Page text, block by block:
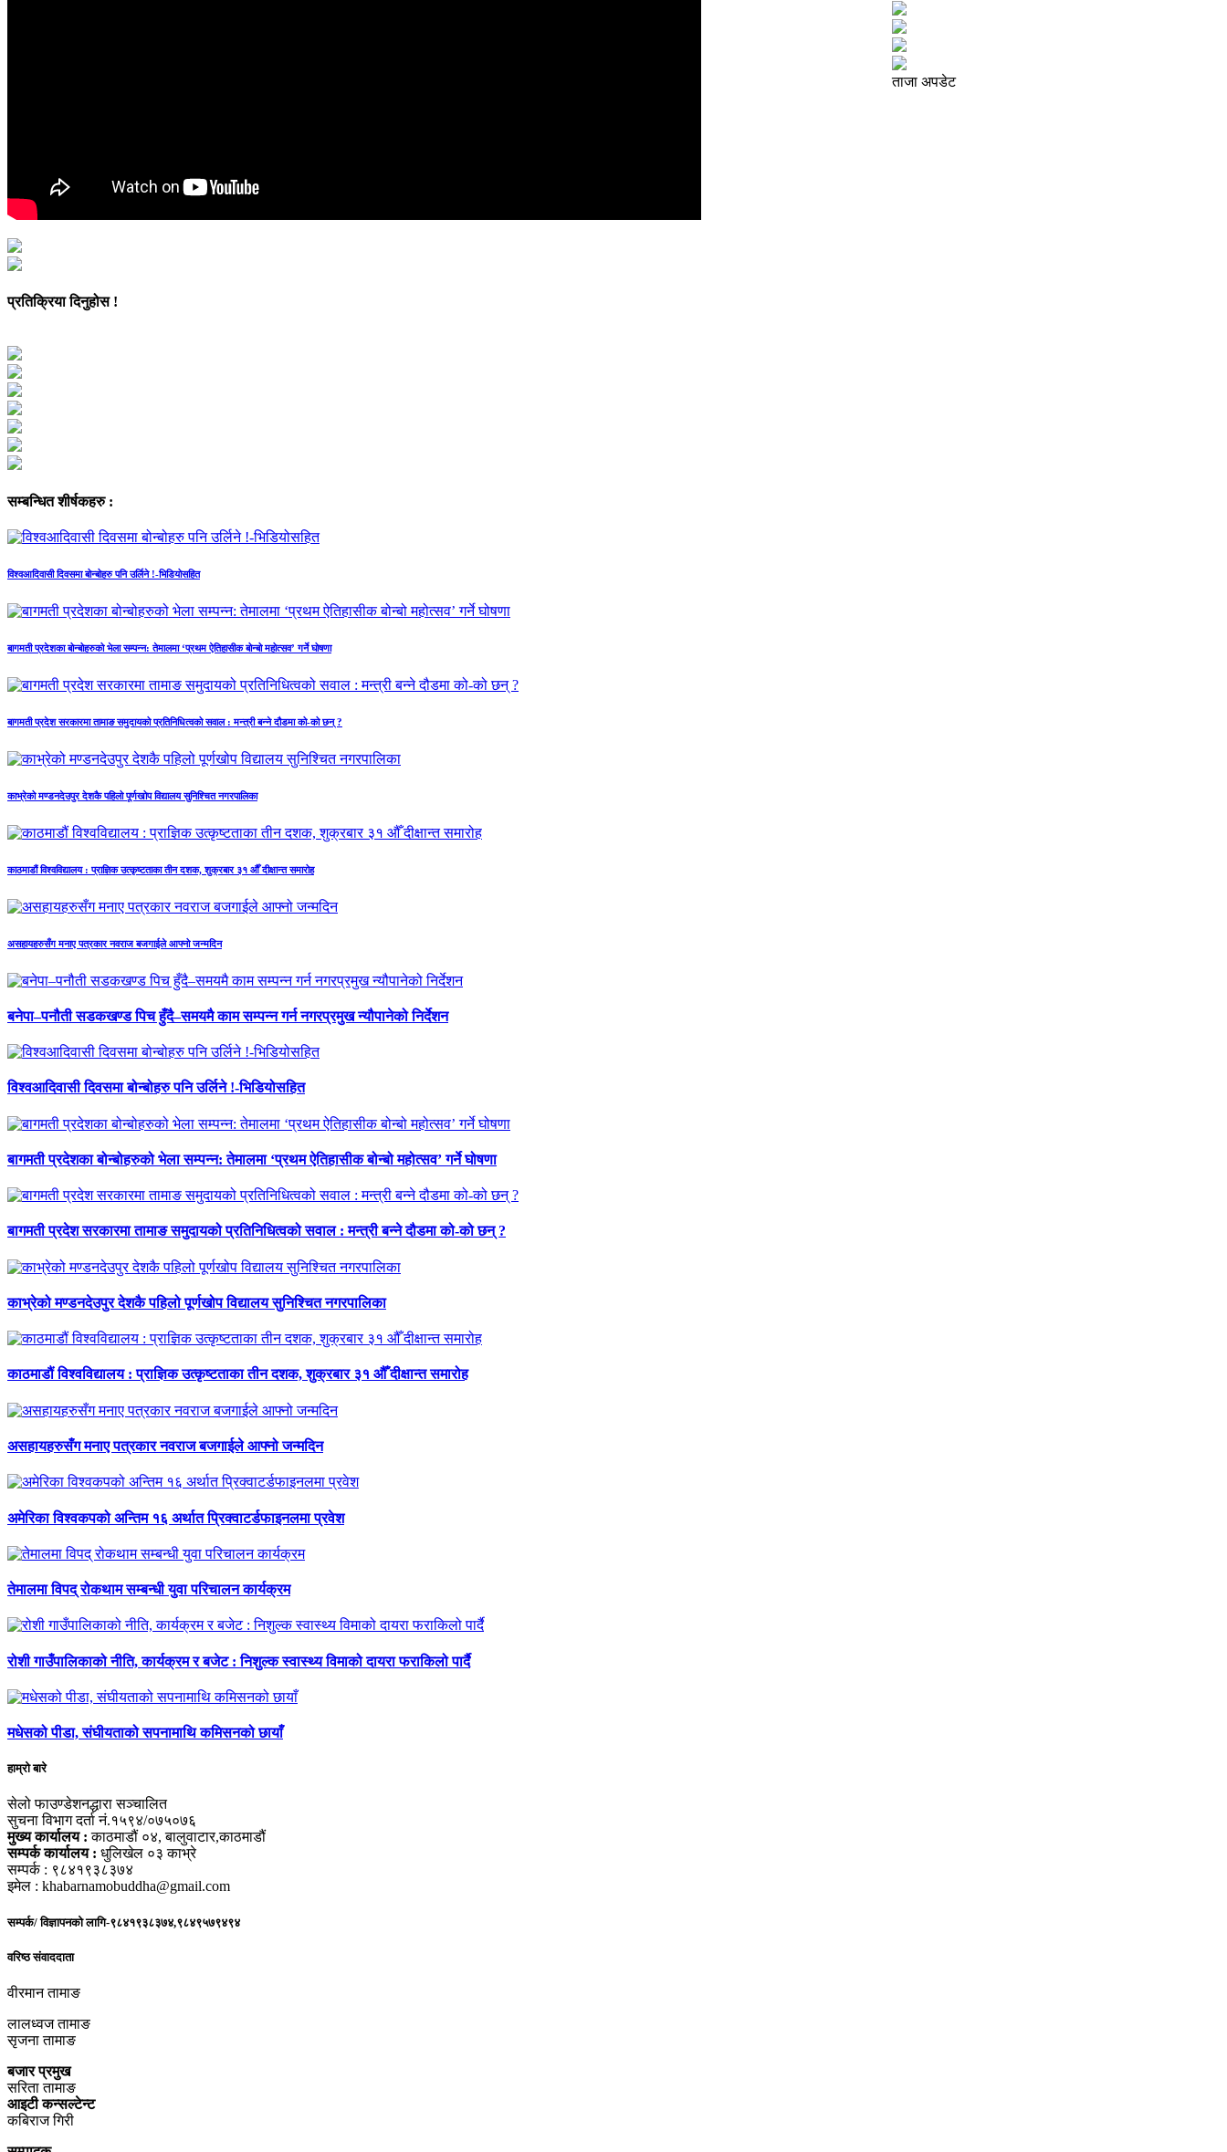
प्रतिक्रिया दिनुहोस !
सम्बन्धित शीर्षकहरु :
विश्वआदिवासी दिवसमा बोन्बोहरु पनि उर्लिने !-भिडियोसहित
बागमती प्रदेशका बोन्बोहरुको भेला सम्पन्न: तेमालमा ‘प्रथम ऐतिहासीक बोन्बो महोत्सव’ गर्ने घोषणा
बागमती प्रदेश सरकारमा तामाङ समुदायको प्रतिनिधित्वको सवाल : मन्त्री बन्ने दौडमा को‐को छन् ?
काभ्रेको मण्डनदेउपुर देशकै पहिलो पूर्णखोप विद्यालय सुनिश्चित नगरपालिका
काठमाडौं विश्वविद्यालय : प्राज्ञिक उत्कृष्टताका तीन दशक, शुक्रबार ३१ औँ दीक्षान्त समारोह
असहायहरुसँग मनाए पत्रकार नवराज बजगाईले आफ्नो जन्मदिन
ताजा अपडेट
बनेपा–पनौती सडकखण्ड पिच हुँदै–समयमै काम सम्पन्न गर्न नगरप्रमुख न्यौपानेको निर्देशन
विश्वआदिवासी दिवसमा बोन्बोहरु पनि उर्लिने !-भिडियोसहित
बागमती प्रदेशका बोन्बोहरुको भेला सम्पन्न: तेमालमा ‘प्रथम ऐतिहासीक बोन्बो महोत्सव’ गर्ने घोषणा
बागमती प्रदेश सरकारमा तामाङ समुदायको प्रतिनिधित्वको सवाल : मन्त्री बन्ने दौडमा को‐को छन् ?
काभ्रेको मण्डनदेउपुर देशकै पहिलो पूर्णखोप विद्यालय सुनिश्चित नगरपालिका
काठमाडौं विश्वविद्यालय : प्राज्ञिक उत्कृष्टताका तीन दशक, शुक्रबार ३१ औँ दीक्षान्त समारोह
असहायहरुसँग मनाए पत्रकार नवराज बजगाईले आफ्नो जन्मदिन
अमेरिका विश्वकपको अन्तिम १६ अर्थात प्रिक्वाटर्डफाइनलमा प्रवेश
तेमालमा विपद् रोकथाम सम्बन्धी युवा परिचालन कार्यक्रम
रोशी गाउँपालिकाको नीति, कार्यक्रम र बजेट : निशुल्क स्वास्थ्य विमाको दायरा फराकिलो पार्दै
मधेसको पीडा, संघीयताको सपनामाथि कमिसनको छायाँ
हाम्रो बारे
सेलो फाउण्डेशनद्धारा सञ्चालित
सुचना विभाग दर्ता नं.१५९४/०७५०७६
मुख्य कार्यालय : काठमाडौं ०४, बालुवाटार,काठमाडौं
सम्पर्क कार्यालय : धुलिखेल ०३ काभ्रे
सम्पर्क : ९८४१९३८३७४
इमेल : khabarnamobuddha@gmail.com
सम्पर्क/ विज्ञापनको लागि-९८४१९३८३७४,९८४९५७९४९४
वरिष्ठ संवाददाता
वीरमान तामाङ
लालध्वज तामाङ
सृजना तामाङ
बजार प्रमुख
सरिता तामाङ
आइटी कन्सल्टेन्ट
कबिराज गिरी